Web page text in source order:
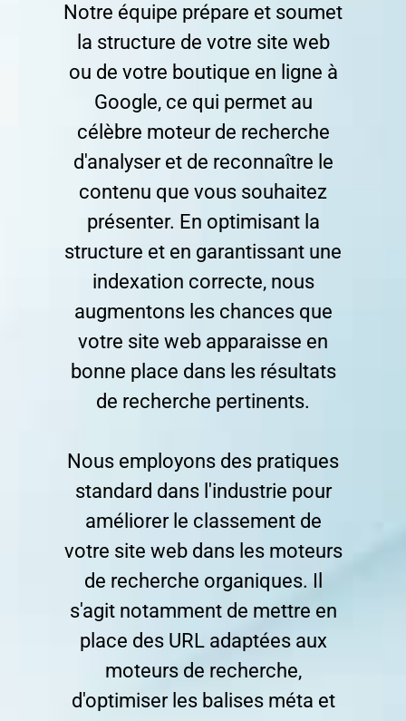
Notre équipe prépare et soumet
la structure de votre site web
ou de votre boutique en ligne à
Google, ce qui permet au
célèbre moteur de recherche
d'analyser et de reconnaître le
contenu que vous souhaitez
présenter. En optimisant la
structure et en garantissant une
indexation correcte, nous
augmentons les chances que
votre site web apparaisse en
bonne place dans les résultats
de recherche pertinents.
Nous employons des pratiques
standard dans l'industrie pour
améliorer le classement de
votre site web dans les moteurs
de recherche organiques. Il
s'agit notamment de mettre en
place des URL adaptées aux
moteurs de recherche,
d'optimiser les balises méta et